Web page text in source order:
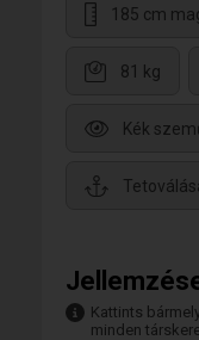
185 cm
81 kg
Kék
Kattints
minden